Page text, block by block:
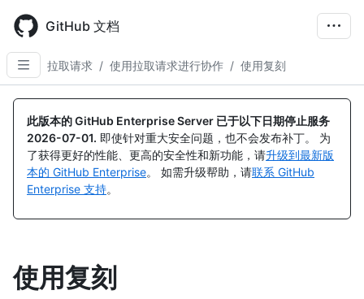
main
content
GitHub 文档
拉取请求 / 使用拉取请求进行协作 / 使用复刻
此版本的 GitHub Enterprise Server 已于以下日期停止服务
2026-07-01. 即使针对重大安全问题，也不会发布补丁。 为
了获得更好的性能、更高的安全性和新功能，请升级到最新版
本的 GitHub Enterprise。 如需升级帮助，请联系 GitHub
Enterprise 支持。
使用复刻